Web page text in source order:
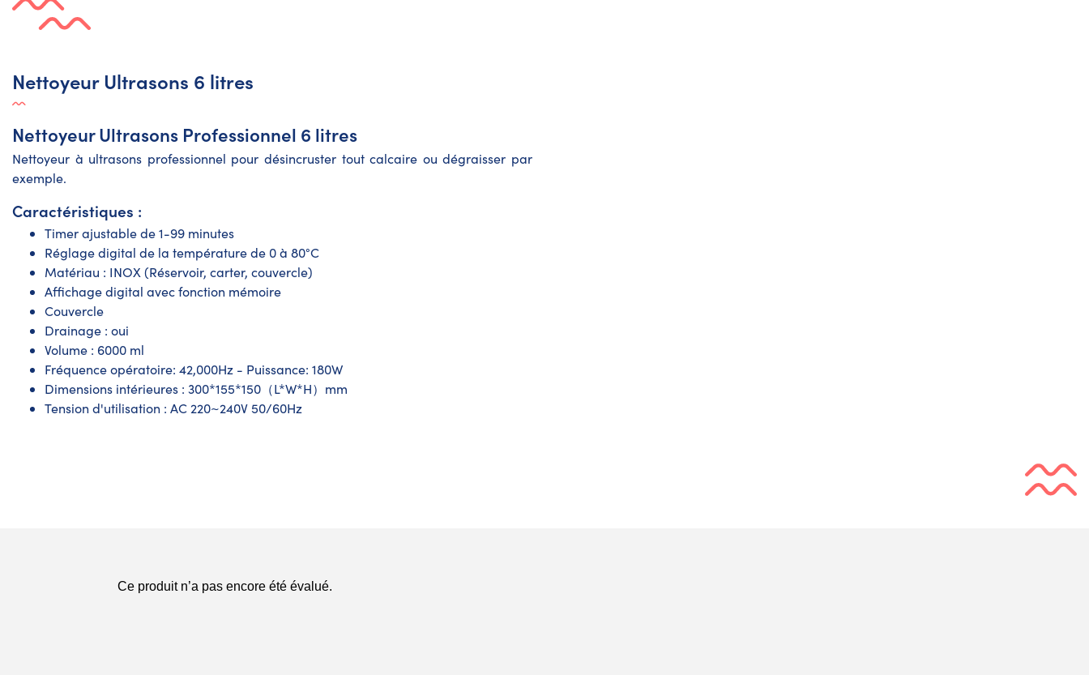
Nettoyeur Ultrasons 6 litres
Nettoyeur Ultrasons Professionnel 6 litres
Nettoyeur à ultrasons professionnel pour désincruster tout calcaire ou dégraisser par
exemple.
Caractéristiques :
Timer ajustable de 1-99 minutes
Réglage digital de la température de 0 à 80°C
Matériau : INOX (Réservoir, carter, couvercle)
Affichage digital avec fonction mémoire
Couvercle
Drainage : oui
Volume : 6000 ml
Fréquence opératoire: 42,000Hz - Puissance: 180W
Dimensions intérieures : 300*155*150（L*W*H）mm
Tension d'utilisation : AC 220~240V 50/60Hz